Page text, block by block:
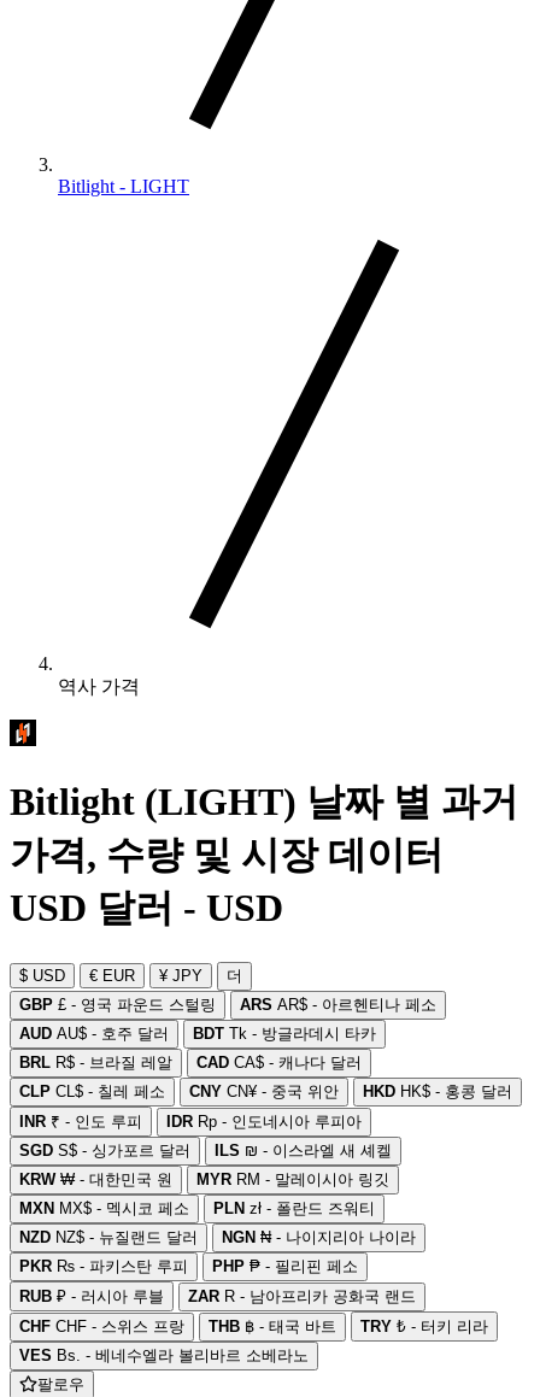
Bitlight - LIGHT
역사 가격
Bitlight (LIGHT) 날짜 별 과거
가격, 수량 및 시장 데이터
USD 달러 - USD
$ USD € EUR ¥ JPY
더
GBP £ - 영국 파운드 스털링 ARS AR$ - 아르헨티나 페소
AUD AU$ - 호주 달러 BDT Tk - 방글라데시 타카
BRL R$ - 브라질 레알 CAD CA$ - 캐나다 달러
CLP CL$ - 칠레 페소 CNY CN¥ - 중국 위안 HKD HK$ - 홍콩 달러
INR ₹ - 인도 루피 IDR Rp - 인도네시아 루피아
SGD S$ - 싱가포르 달러 ILS ₪ - 이스라엘 새 셰켈
KRW₩ - 대한민국 원 MYR RM - 말레이시아 링깃
MXN MX$ - 멕시코 페소 PLN zł - 폴란드 즈워티
NZD NZ$ - 뉴질랜드 달러 NGN ₦ - 나이지리아 나이라
PKR ₨ - 파키스탄 루피 PHP ₱ - 필리핀 페소
RUB ₽ - 러시아 루블 ZAR R - 남아프리카 공화국 랜드
CHF CHF - 스위스 프랑 THB ฿ - 태국 바트 TRY ₺ - 터키 리라
VES Bs. - 베네수엘라 볼리바르 소베라노
팔로우